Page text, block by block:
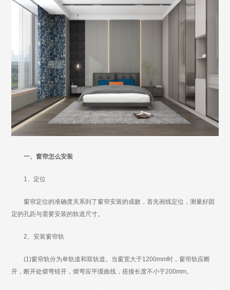
一、窗帘怎么安装
1、定位
窗帘定位的准确度关系到了窗帘安装的成败，首先画线定位，测量好固
定的孔距与需要安装的轨道尺寸。
2、安装窗帘轨
(1)窗帘轨分为单轨道和双轨道。当窗宽大于1200mm时，窗帘轨应断
开，断开处煨弯错开，煨弯应平缓曲线，搭接长度不小于200mm。